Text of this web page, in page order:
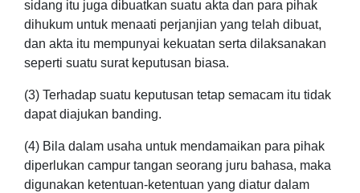
sidang itu juga dibuatkan suatu akta dan para pihak
dihukum untuk menaati perjanjian yang telah dibuat,
dan akta itu mempunyai kekuatan serta dilaksanakan
seperti suatu surat keputusan biasa.
(3) Terhadap suatu keputusan tetap semacam itu tidak
dapat diajukan banding.
(4) Bila dalam usaha untuk mendamaikan para pihak
diperlukan campur tangan seorang juru bahasa, maka
digunakan ketentuan-ketentuan yang diatur dalam